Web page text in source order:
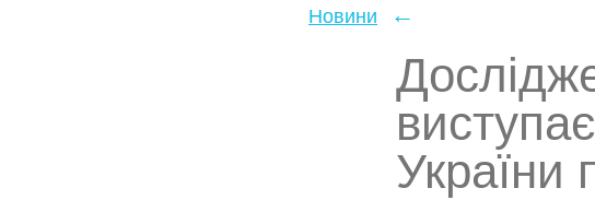
Новини ←
України